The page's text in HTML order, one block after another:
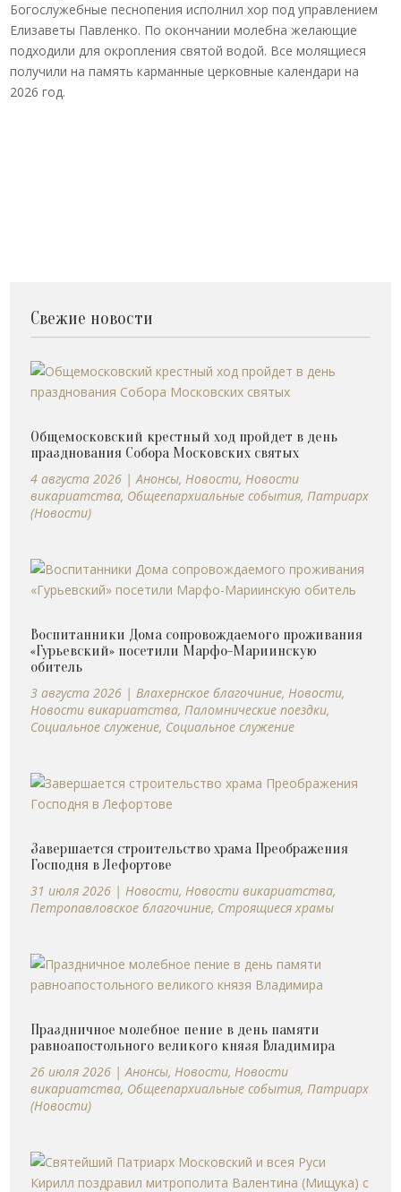
Богослужебные песнопения исполнил хор под управлением
Елизаветы Павленко. По окончании молебна желающие
подходили для окропления святой водой. Все молящиеся
получили на память карманные церковные календари на
2026 год.
Свежие новости
Общемосковский крестный ход пройдет в день
празднования Собора Московских святых
4 августа 2026 |Анонсы, Новости, Новости
викариатства, Общеепархиальные события, Патриарх
(Новости)
Воспитанники Дома сопровождаемого проживания
«Гурьевский» посетили Марфо-Мариинскую
обитель
3 августа 2026 | Влахернское благочиние, Новости,
Новости викариатства, Паломнические поездки,
Социальное служение, Социальное служение
Завершается строительство храма Преображения
Господня в Лефортове
31 июля 2026 | Новости, Новости викариатства,
Петропавловское благочиние, Строящиеся храмы
Праздничное молебное пение в день памяти
равноапостольного великого князя Владимира
26 июля 2026 |Анонсы, Новости, Новости
викариатства, Общеепархиальные события, Патриарх
(Новости)